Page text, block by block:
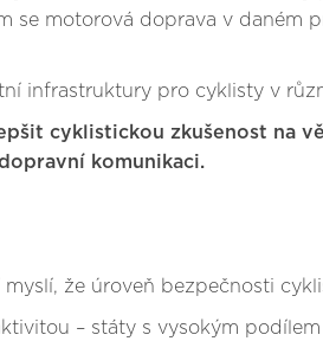
se motorová doprava v daném
infrastruktury pro cyklisty v
cyklistickou zkušenost na
komunikaci.
že úroveň bezpečnosti
– státy s vysokým